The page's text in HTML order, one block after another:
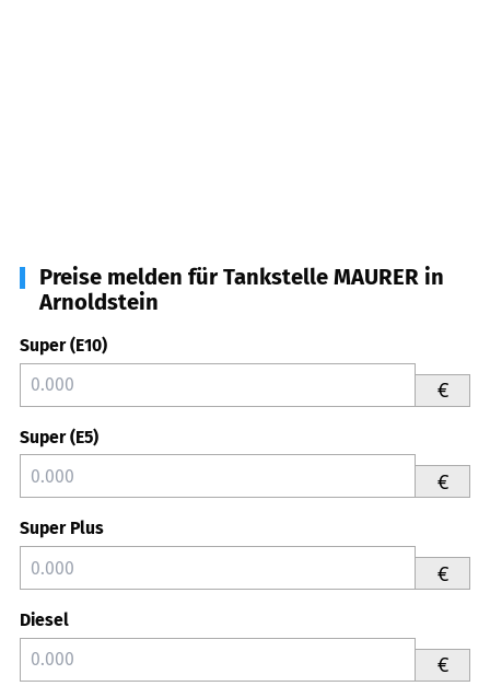
Preise melden für Tankstelle MAURER in
Arnoldstein
Super (E10)
€
Super (E5)
€
Super Plus
€
Diesel
€